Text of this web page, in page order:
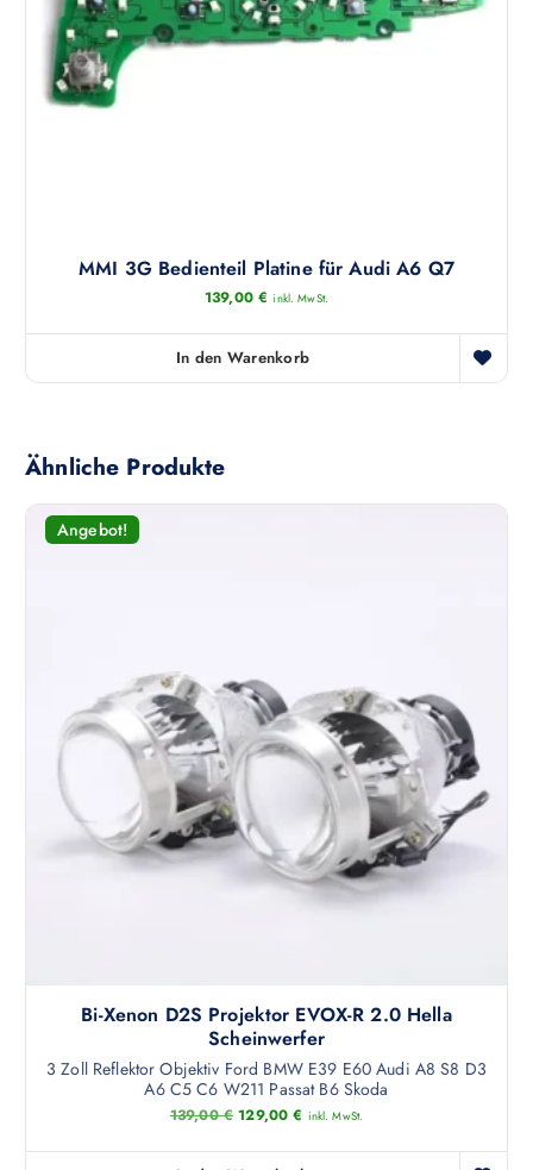
MMI 3G Bedienteil Platine für Audi A6 Q7
139,00€ inkl. MwSt.
In den Warenkorb
Ähnliche Produkte
Angebot!
Bi-Xenon D2S Projektor EVOX-R 2.0 Hella
Scheinwerfer
3 Zoll Reflektor Objektiv Ford BMW E39 E60 Audi A8 S8 D3
A6 C5 C6 W211 Passat B6 Skoda
139,00€ U
s
129,00€ A
t
inkl. MwSt.